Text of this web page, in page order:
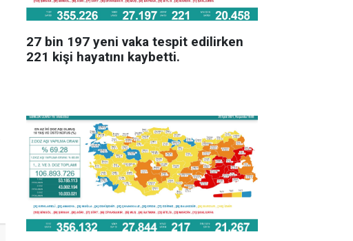
27 bin 197 yeni vaka tespit edilirken
221 kişi hayatını kaybetti.